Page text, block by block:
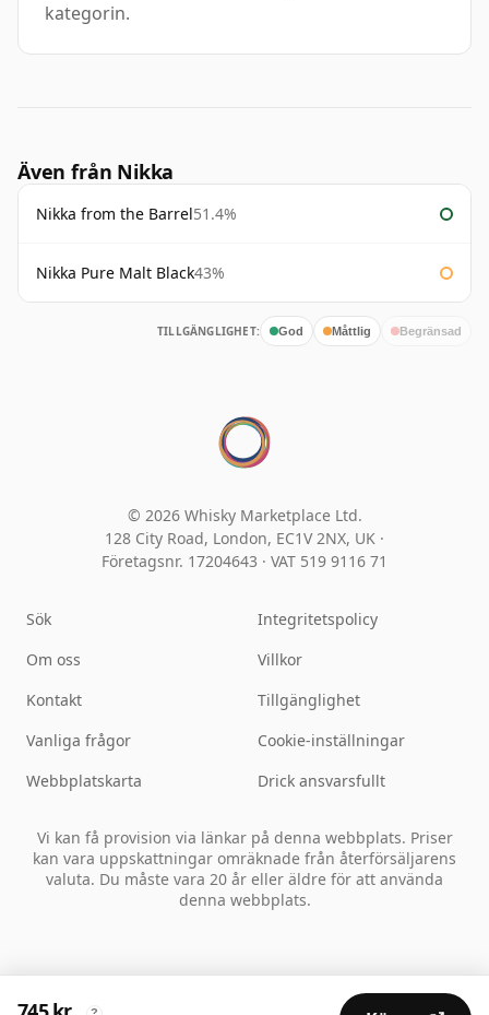
kategorin.
Även från Nikka
Nikka from the Barrel51.4%
Nikka Pure Malt Black43%
TILLGÄNGLIGHET: God Måttlig Begränsad
© 2026 Whisky Marketplace Ltd.
128 City Road, London, EC1V 2NX, UK ·
Företagsnr. 17204643 · VAT 519 9116 71
Sök
Om oss
Kontakt
Vanliga frågor
Webbplatskarta
Integritetspolicy
Villkor
Tillgänglighet
Cookie-inställningar
Drick ansvarsfullt
Vi kan få provision via länkar på denna webbplats. Priser
kan vara uppskattningar omräknade från återförsäljarens
valuta. Du måste vara 20 år eller äldre för att använda
denna webbplats.